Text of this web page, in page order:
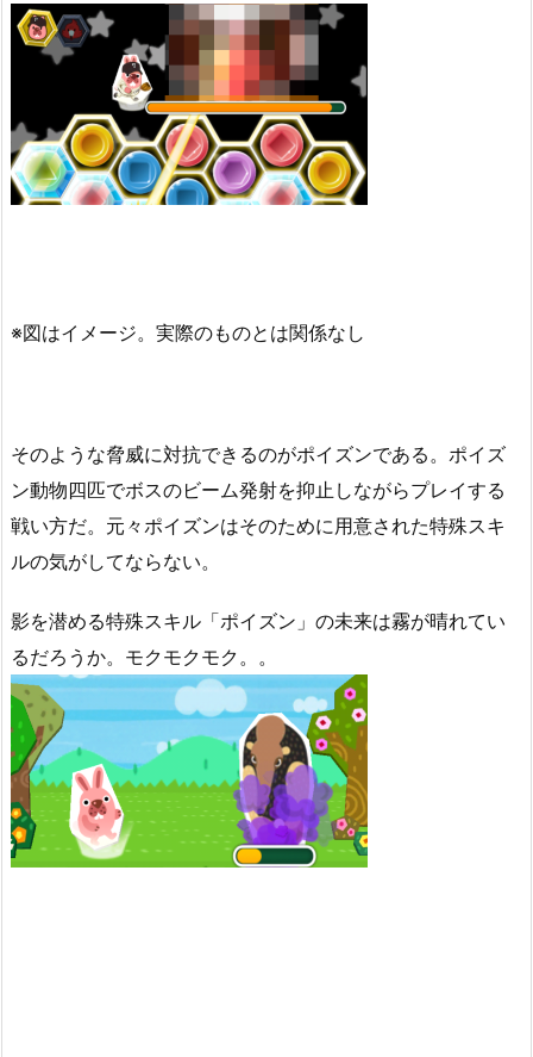
※図はイメージ。実際のものとは関係なし
そのような脅威に対抗できるのがポイズンである。ポイズ
ン動物四匹でボスのビーム発射を抑止しながらプレイする
戦い方だ。元々ポイズンはそのために用意された特殊スキ
ルの気がしてならない。
影を潜める特殊スキル「ポイズン」の未来は霧が晴れてい
るだろうか。モクモクモク。。